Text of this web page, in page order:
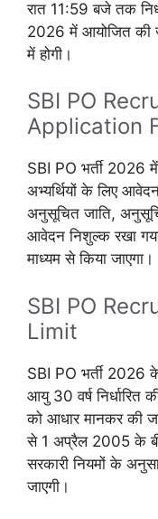
रात 11:59 बजे तक
2026 में आयोजित की
में होगी।
SBI PO
Application
SBI PO भर्ती 2026 में
अभ्यर्थियों के लिए
अनुसूचित जाति,
आवेदन निशुल्क रखा
माध्यम से किया जाएगा।
SBI PO
Limit
SBI PO भर्ती 2026
आयु 30 वर्ष
को आधार मानकर की
से 1 अप्रैल 2005 के बीच
सरकारी नियमों के
जाएगी।